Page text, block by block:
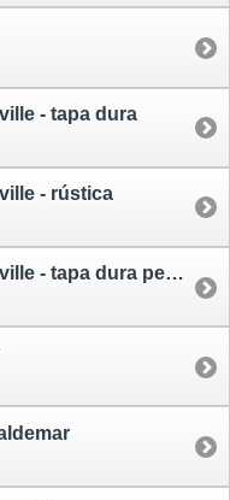
- tapa dura
- rústica
El Sabueso de los Baskerville - tapa dura pequeña